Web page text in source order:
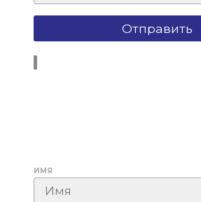
ИМЯ